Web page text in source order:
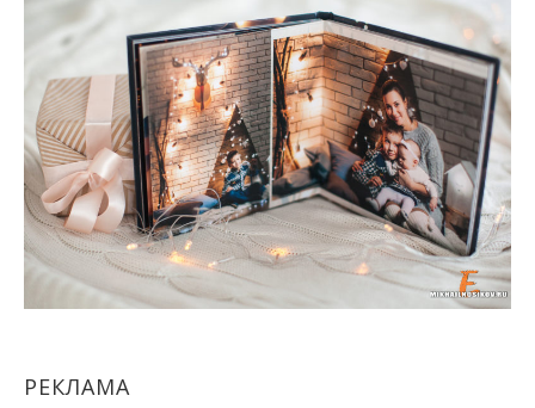
РЕКЛАМА